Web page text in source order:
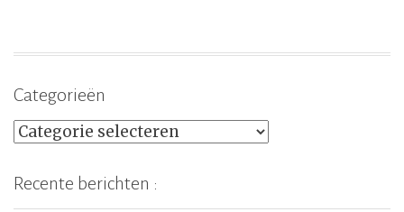
Categorieën
Categorieën
Recente berichten :